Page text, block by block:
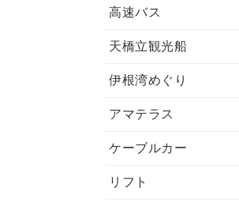
高速バス
天橋立観光船
伊根湾めぐり
アマテラス
ケーブルカー
リフト